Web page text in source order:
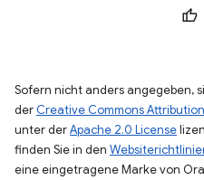
Sofern nicht anders angegeben,
der Creative Commons
unter derApache 2.0 License
finden Sie in den
eine eingetragene Marke von